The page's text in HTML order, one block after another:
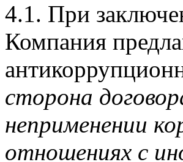
4.1. При
Компания
сторона
неприменении
отношениях с